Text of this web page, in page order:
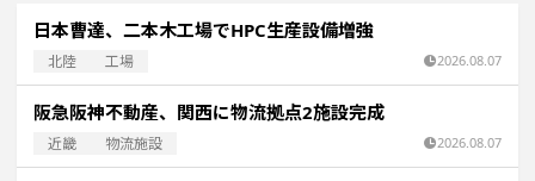
日本曹達、二本木工場でHPC生産設備増強
北陸 工場 2026.08.07
阪急阪神不動産、関西に物流拠点2施設完成
近畿 物流施設 2026.08.07